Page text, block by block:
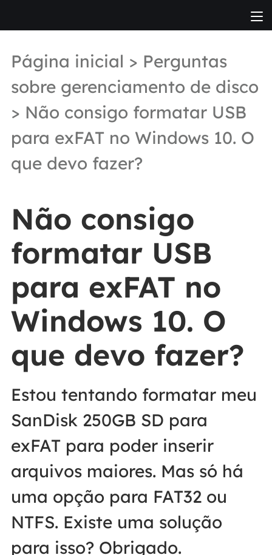
Página inicial > Perguntas
sobre gerenciamento de disco
> Não consigo formatar USB
para exFAT no Windows 10. O
que devo fazer?
Não consigo
formatar USB
para exFAT no
Windows 10. O
que devo fazer?
Estou tentando formatar meu
SanDisk 250GB SD para
exFAT para poder inserir
arquivos maiores. Mas só há
uma opção para FAT32 ou
NTFS. Existe uma solução
para isso? Obrigado.